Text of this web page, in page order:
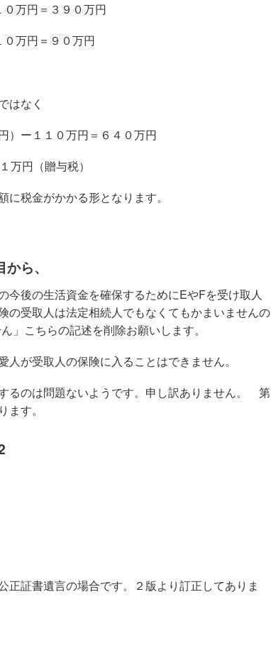
万円＝３９０万円
万円＝９０万円
はなく
）ー１１０万円＝６４０万円
万円（贈与税）
税金がかかる形となります。
ら、
今後の生活資金を確保するためにEやFを受け取人
の受取人は法定相続人でもなくてもかまいませんの
」こちらの記述を削除お願いします。
が受取人の保険に入ることはできません。
るのは問題ないようです。申し訳ありません。 第
す。
正証書遺言の場合です。２版より訂正してありま